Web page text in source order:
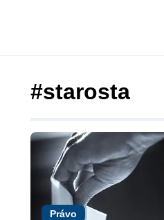
#starosta
Právo